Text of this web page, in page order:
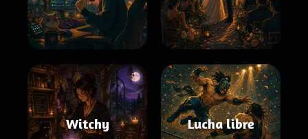
Witchy Lucha libre